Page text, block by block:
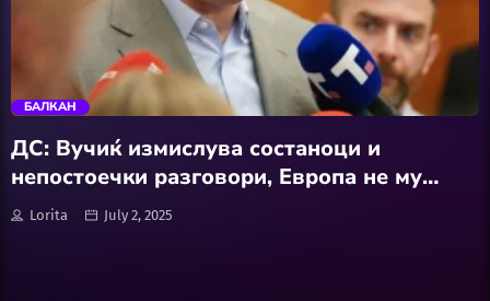
Балкан
Бизнис
trending_flat
БАЛКАН
ДС: Вучиќ измислува состаноци и
непостоечки разговори, Европа не му
верува
Lorita July 2, 2025